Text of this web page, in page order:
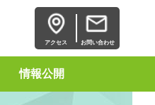
アクセス お問い合わせ
情報公開